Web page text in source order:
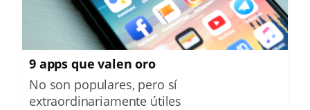
9 apps que valen oro
No son populares, pero sí
extraordinariamente útiles